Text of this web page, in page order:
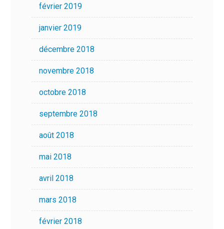
février 2019
janvier 2019
décembre 2018
novembre 2018
octobre 2018
septembre 2018
août 2018
mai 2018
avril 2018
mars 2018
février 2018